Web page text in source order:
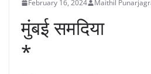
February 16, 2024 Maithil
मुंबई समदिया
*